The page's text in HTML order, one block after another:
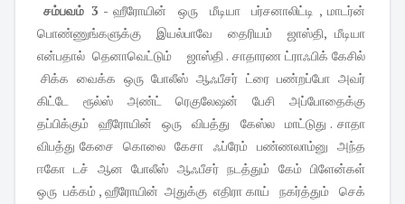
சம்பவம் 3 - ஹீரோயின் ஒரு மீடியா பர்சனாலிட்டி , மாடர்ன்
பொண்ணுங்களுக்கு இயல்பாவே தைரியம் ஜாஸ்தி, மீடியா
என்பதால் தெனாவெட்டும் ஜாஸ்தி . சாதாரண ட்ராஃபிக் கேசில்
சிக்க வைக்க ஒரு போலீஸ் ஆஃபீசர் ட்ரை பண்றப்போ அவர்
கிட்டே ரூல்ஸ் அண்ட் ரெகுலேஷன் பேசி அப்போதைக்கு
தப்பிக்கும் ஹீரோயின் ஒரு விபத்து கேஸ்ல மாட்டுது . சாதா
விபத்து கேசை கொலை கேசா ஃப்ரேம் பண்ணலாம்னு அந்த
ஈகோ டச் ஆன போலீஸ் ஆஃபீசர் நடத்தும் கேம் பிளேன்கள்
ஒரு பக்கம் , ஹீரோயின் அதுக்கு எதிரா காய் நகர்த்தும் செக்